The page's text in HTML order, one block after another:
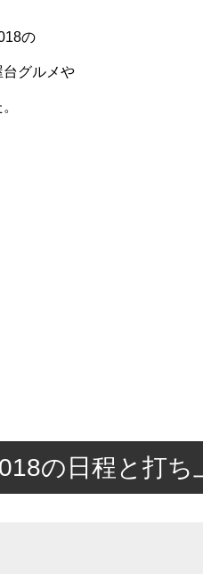
の
グルメや
の日程と打ち